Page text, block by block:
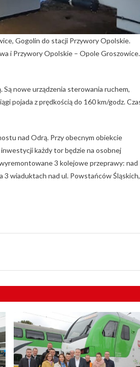
Gogolin do stacji Przywory Opolskie.
i Przywory Opolskie – Opole Groszowice.
nowe urządzenia sterowania ruchem,
pojada z prędkością do 160 km/godz.
nad Odrą. Przy obecnym obiekcie
każdy tor będzie na osobnej
3 kolejowe przeprawy: nad
3 wiaduktach nad ul. Powstańców Śląskich,